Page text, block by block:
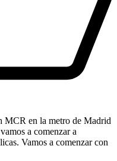
MCR en la metro de Madrid
a comenzar a
Vamos a comenzar con